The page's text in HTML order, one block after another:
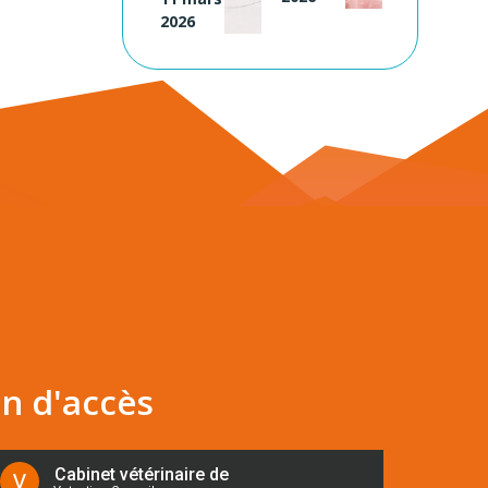
2026
d'accès